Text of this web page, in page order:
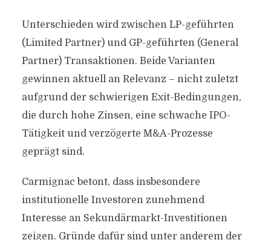
Unterschieden wird zwischen LP-geführten
(Limited Partner) und GP-geführten (General
Partner) Transaktionen. Beide Varianten
gewinnen aktuell an Relevanz – nicht zuletzt
aufgrund der schwierigen Exit-Bedingungen,
die durch hohe Zinsen, eine schwache IPO-
Tätigkeit und verzögerte M&A-Prozesse
geprägt sind.
Carmignac betont, dass insbesondere
institutionelle Investoren zunehmend
Interesse an Sekundärmarkt-Investitionen
zeigen. Gründe dafür sind unter anderem der